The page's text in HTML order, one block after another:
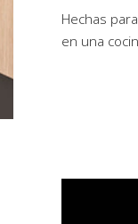
Hechas
en una